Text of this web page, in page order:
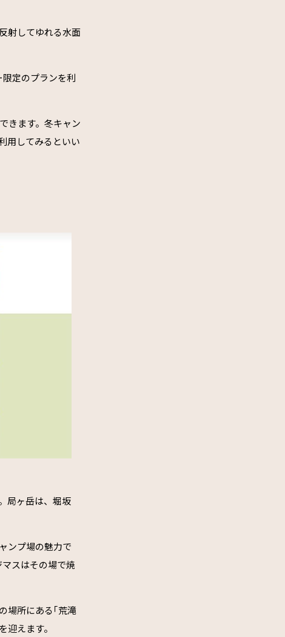
射してゆれる水面
定のプランを利
きます。冬キャン
用してみるといい
局ヶ岳は、堀坂
ンプ場の魅力で
スはその場で焼
場所にある｢荒滝
えます。